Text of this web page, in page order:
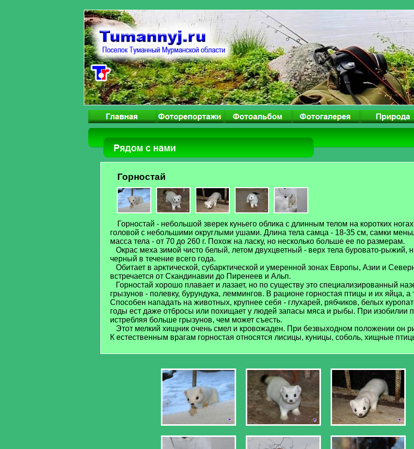
Горностай
Горностай - небольшой зверек куньего облика с длинным телом на коротких
головой с небольшими округлыми ушами. Длина тела самца - 18-35 см, самки
масса тела - от 70 до 260 г. Похож на ласку, но несколько больше ее по размерам.
Окрас меха зимой чисто белый, летом двухцветный - верх тела буровато-рыжий,
черный в течение всего года.
Обитает в арктической, субарктической и умеренной зонах Европы, Азии и
встречается от Скандинавии до Пиренеев и Альп.
Горностай хорошо плавает и лазает, но по существу это специализированный
грызунов - полевку, бурундука, леммингов. В рационе горностая птицы и их яйца,
Способен нападать на животных, крупнее себя - глухарей, рябчиков, белых
годы ест даже отбросы или похищает у людей запасы мяса и рыбы. При изобилии
истребляя больше грызунов, чем может съесть.
Этот мелкий хищник очень смел и кровожаден. При безвыходном положении он
К естественным врагам горностая относятся лисицы, куницы, соболь, хищные